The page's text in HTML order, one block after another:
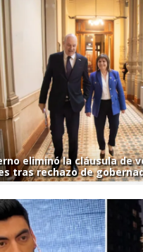
eliminó la cláusula de
tras rechazo de